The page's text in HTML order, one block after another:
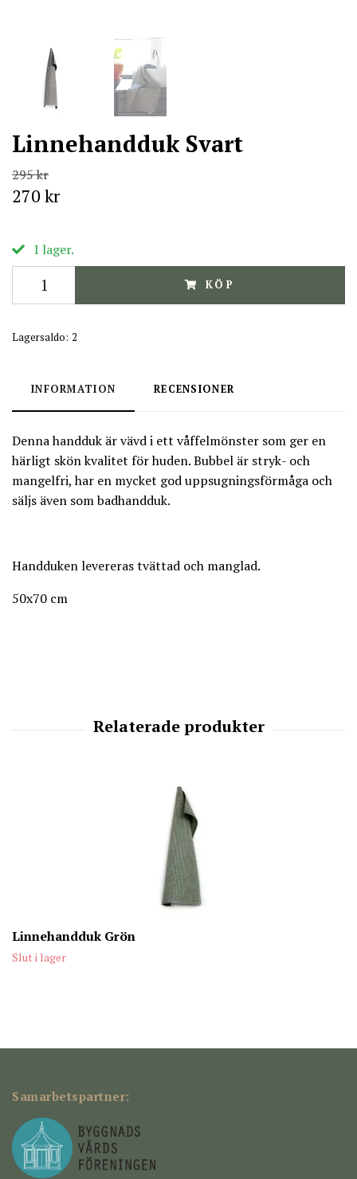
Linnehandduk Svart
295 kr
270 kr
I lager.
KÖP
Lagersaldo: 2
INFORMATION RECENSIONER
Denna handduk är vävd i ett våffelmönster som ger en
härligt skön kvalitet för huden. Bubbel är stryk- och
mangelfri, har en mycket god uppsugningsförmåga och
säljs även som badhandduk.
Handduken levereras tvättad och manglad.
50x70 cm
Linnehandduk Grön
Slut i lager
Samarbetspartner: